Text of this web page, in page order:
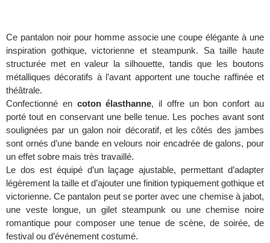
Ce pantalon noir pour homme associe une coupe élégante à une
inspiration gothique, victorienne et steampunk. Sa taille haute
structurée met en valeur la silhouette, tandis que les boutons
métalliques décoratifs à l’avant apportent une touche raffinée et
théâtrale.
Confectionné en coton élasthanne, il offre un bon confort au
porté tout en conservant une belle tenue. Les poches avant sont
soulignées par un galon noir décoratif, et les côtés des jambes
sont ornés d’une bande en velours noir encadrée de galons, pour
un effet sobre mais très travaillé.
Le dos est équipé d’un laçage ajustable, permettant d’adapter
légèrement la taille et d’ajouter une finition typiquement gothique et
victorienne. Ce pantalon peut se porter avec une chemise à jabot,
une veste longue, un gilet steampunk ou une chemise noire
romantique pour composer une tenue de scène, de soirée, de
festival ou d’événement costumé.